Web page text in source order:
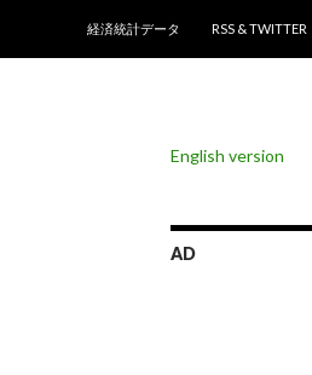
経済統計データ
RSS & TWITTER
English version
AD